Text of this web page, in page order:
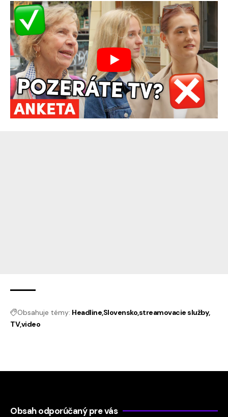
Obsahuje témy: HeadlineSlovenskostreamovacie služby
TVvideo
Obsah odporúčaný pre vás